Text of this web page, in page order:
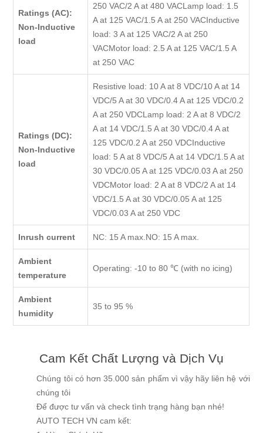
Ratings (AC):
Non-Inductive
load
250 VAC/2 A at 480 VACLamp load: 1.5
A at 125 VAC/1.5 A at 250 VACInductive
load: 3 A at 125 VAC/2 A at 250
VACMotor load: 2.5 A at 125 VAC/1.5 A
at 250 VAC
Ratings (DC):
Non-Inductive
load
Resistive load: 10 A at 8 VDC/10 A at 14
VDC/5 A at 30 VDC/0.4 A at 125 VDC/0.2
A at 250 VDCLamp load: 2 A at 8 VDC/2
A at 14 VDC/1.5 A at 30 VDC/0.4 A at
125 VDC/0.2 A at 250 VDCInductive
load: 5 A at 8 VDC/5 A at 14 VDC/1.5 A at
30 VDC/0.05 A at 125 VDC/0.03 A at 250
VDCMotor load: 2 A at 8 VDC/2 A at 14
VDC/1.5 A at 30 VDC/0.05 A at 125
VDC/0.03 A at 250 VDC
Inrush current NC: 15 A max.NO: 15 A max.
Ambient
temperature
Operating: -10 to 80 ℃ (with no icing)
Ambient
humidity
35 to 95 %
Cam Kết Chất Lượng và Dịch Vụ
Chúng tôi có hơn 35.000 sản phẩm vì vậy hãy liên hệ với
chúng tôi
Để được tư vấn và check tình trạng hàng bạn nhé!
AUTO TECH VN cam kết: